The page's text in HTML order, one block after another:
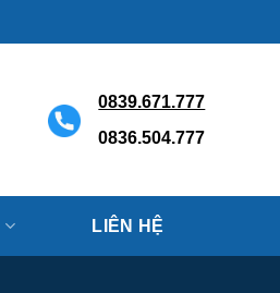
0839.671.777
0836.504.777
LIÊN HỆ